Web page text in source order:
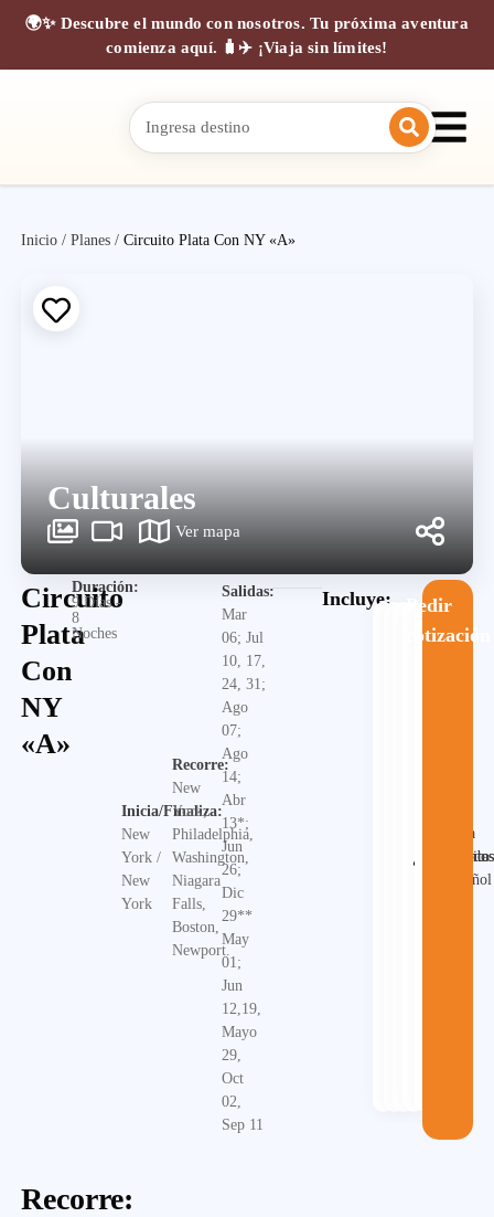
🌍✨ Descubre el mundo con nosotros. Tu próxima aventura
comienza aquí. 🧳✈️ ¡Viaja sin límites!
Inicio /Planes /Circuito Plata Con NY «A»
Culturales
Ver mapa
Circuito
Plata
Con
NY
«A»
Duración:
9 Días -
8
Noches
Inicia/Finaliza:
New
York /
New
York
Recorre:
New
York,
Philadelphia,
Washington,
Niagara
Falls,
Boston,
Newport.
Salidas:
Mar
06; Jul
10, 17,
24, 31;
Ago
07;
Ago
14;
Abr
13*;
Jun
26;
Dic
29**
May
01;
Jun
12,19,
Mayo
29,
Oct
02,
Sep 11
Incluye:
Alojamiento
Desayuno
Traslados
Guia
español
Visitas
Pedir
cotización
Recorre: